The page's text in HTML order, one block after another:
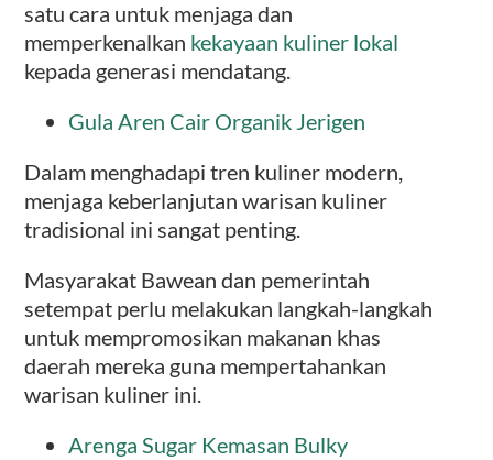
satu cara untuk menjaga dan
memperkenalkan kekayaan kuliner lokal
kepada generasi mendatang.
Gula Aren Cair Organik Jerigen
Dalam menghadapi tren kuliner modern,
menjaga keberlanjutan warisan kuliner
tradisional ini sangat penting.
Masyarakat Bawean dan pemerintah
setempat perlu melakukan langkah-langkah
untuk mempromosikan makanan khas
daerah mereka guna mempertahankan
warisan kuliner ini.
Arenga Sugar Kemasan Bulky